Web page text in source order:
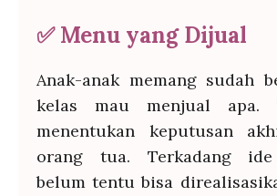
✅Menu yang Dijual
Anak-anak memang sudah
kelas mau menjual apa.
menentukan keputusan
orang tua. Terkadang ide
belum tentu bisa